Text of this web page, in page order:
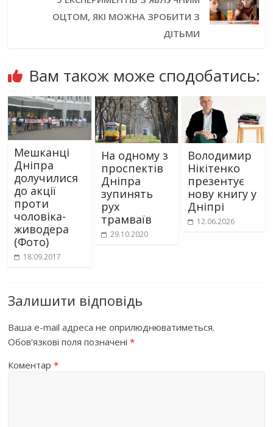
ОЦТОМ, ЯКІ МОЖНА ЗРОБИТИ З
ДІТЬМИ
Вам також може сподобатись:
Мешканці
Дніпра
долучилися
до акції
проти
чоловіка-
живодера
(Фото)
18.09.2017
На одному з
проспектів
Дніпра
зупинять
рух
трамваїв
29.10.2020
Володимир
Нікітенко
презентує
нову книгу у
Дніпрі
12.06.2026
Залишити відповідь
Ваша e-mail адреса не оприлюднюватиметься.
Обов’язкові поля позначені*
Коментар*